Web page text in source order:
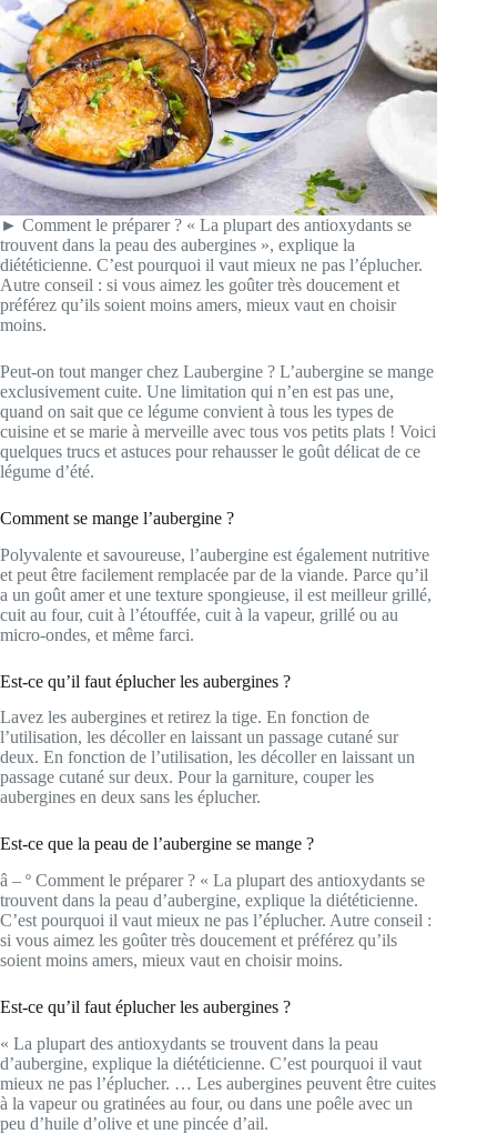
► Comment le préparer ? « La plupart des antioxydants se
trouvent dans la peau des aubergines », explique la
diététicienne. C’est pourquoi il vaut mieux ne pas l’éplucher.
Autre conseil : si vous aimez les goûter très doucement et
préférez qu’ils soient moins amers, mieux vaut en choisir
moins.
Peut-on tout manger chez Laubergine ? L’aubergine se mange
exclusivement cuite. Une limitation qui n’en est pas une,
quand on sait que ce légume convient à tous les types de
cuisine et se marie à merveille avec tous vos petits plats ! Voici
quelques trucs et astuces pour rehausser le goût délicat de ce
légume d’été.
Comment se mange l’aubergine ?
Polyvalente et savoureuse, l’aubergine est également nutritive
et peut être facilement remplacée par de la viande. Parce qu’il
a un goût amer et une texture spongieuse, il est meilleur grillé,
cuit au four, cuit à l’étouffée, cuit à la vapeur, grillé ou au
micro-ondes, et même farci.
Est-ce qu’il faut éplucher les aubergines ?
Lavez les aubergines et retirez la tige. En fonction de
l’utilisation, les décoller en laissant un passage cutané sur
deux. En fonction de l’utilisation, les décoller en laissant un
passage cutané sur deux. Pour la garniture, couper les
aubergines en deux sans les éplucher.
Est-ce que la peau de l’aubergine se mange ?
â – º Comment le préparer ? « La plupart des antioxydants se
trouvent dans la peau d’aubergine, explique la diététicienne.
C’est pourquoi il vaut mieux ne pas l’éplucher. Autre conseil :
si vous aimez les goûter très doucement et préférez qu’ils
soient moins amers, mieux vaut en choisir moins.
Est-ce qu’il faut éplucher les aubergines ?
« La plupart des antioxydants se trouvent dans la peau
d’aubergine, explique la diététicienne. C’est pourquoi il vaut
mieux ne pas l’éplucher. … Les aubergines peuvent être cuites
à la vapeur ou gratinées au four, ou dans une poêle avec un
peu d’huile d’olive et une pincée d’ail.